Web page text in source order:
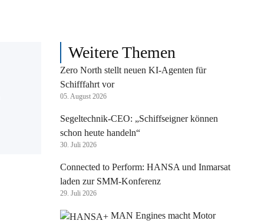
Weitere Themen
Zero North stellt neuen KI-Agenten für
Schifffahrt vor
05. August 2026
Segeltechnik-CEO: „Schiffseigner können
schon heute handeln“
30. Juli 2026
Connected to Perform: HANSA und Inmarsat
laden zur SMM-Konferenz
29. Juli 2026
MAN Engines macht Motor